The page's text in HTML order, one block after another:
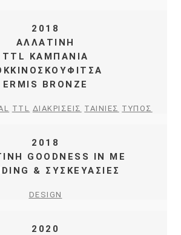
2018
ΑΛΛΑΤΙΝΗ
TTL ΚΑΜΠΑΝΙΑ
ERMIS BRONZE
TTL ΔΙΑΚΡΙΣΕΙΣ ΤΑΙΝΙΕΣ ΤΥΠΟΣ
2018
GOODNESS IN ME
& ΣΥΣΚΕΥΑΣΙΕΣ
DESIGN
2020